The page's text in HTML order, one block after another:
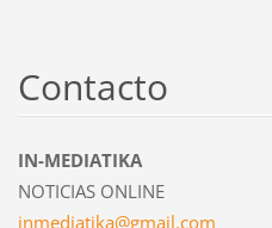
Contacto
IN-MEDIATIKA
NOTICIAS ONLINE
inmediatika@gmail.com